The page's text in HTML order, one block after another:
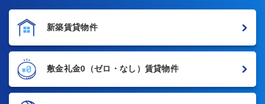
新築賃貸物件
敷金礼金0 （ゼロ・なし）賃貸物件